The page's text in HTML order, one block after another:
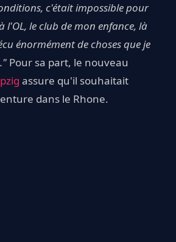
c'était impossible pour
l'OL, le club de mon enfance, là
énormément de choses que je
Pour sa part, le nouveau
assure qu'il souhaitait
dans le Rhone.